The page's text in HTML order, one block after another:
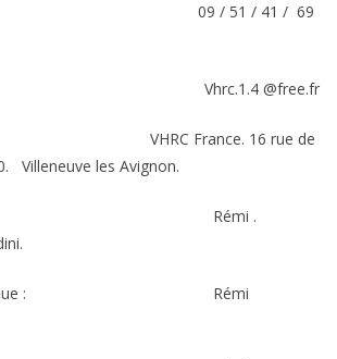
/ 51 / 41 / 69
Vhrc.1.4 @free.fr
France. 16 rue de
Villeneuve les Avignon.
: Rémi .
Technique : Rémi